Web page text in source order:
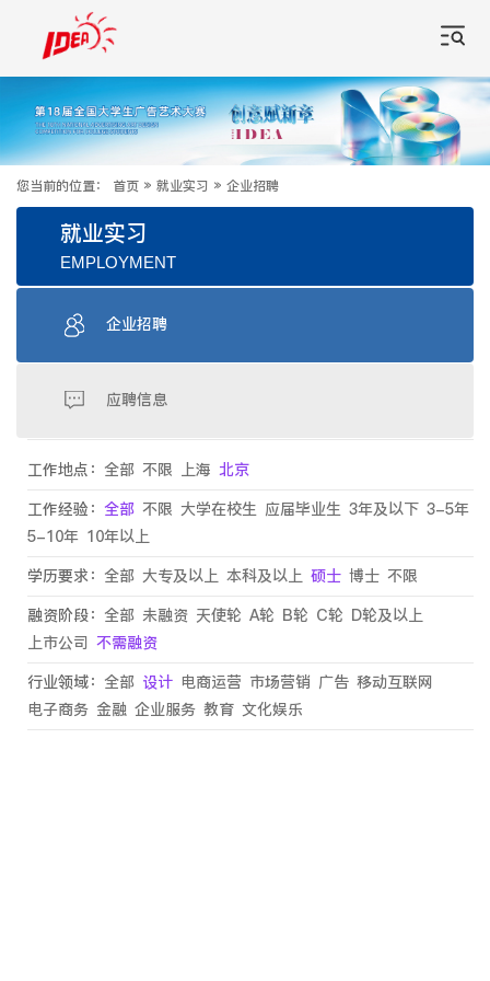
您当前的位置： 首页 » 就业实习 » 企业招聘
就业实习
EMPLOYMENT
企业招聘
应聘信息
工作地点： 全部 不限 上海 北京
工作经验： 全部 不限 大学在校生 应届毕业生 3年及以下 3-5年
5-10年 10年以上
学历要求： 全部 大专及以上 本科及以上 硕士 博士 不限
融资阶段： 全部 未融资 天使轮 A轮 B轮 C轮 D轮及以上
上市公司 不需融资
行业领域： 全部 设计 电商运营 市场营销 广告 移动互联网
电子商务 金融 企业服务 教育 文化娱乐